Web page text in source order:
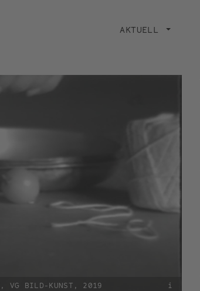
navigation
AKTUELL
VG BILD-KUNST, 2019 i